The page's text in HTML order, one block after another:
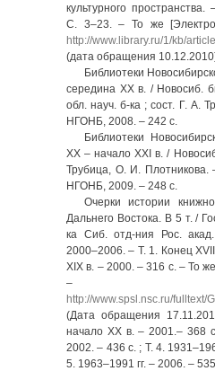
культурного
С. 3–23. – То же
http://www.library.ru/1/kb/
(дата обращения
Библиотеки
середина XX в. / Новосиб.
обл. науч. б-ка ; сост. Г. А.
НГОНБ, 2008. – 242 с.
Библиотеки
XX – начало XXI в. /
Трубица, О. И. Плотникова.
НГОНБ, 2009. – 248 с.
Очерки истории
Дальнего Востока. В 5 т. /
ка Сиб. отд-ния Рос.
2000–2006. – Т. 1. Конец
XIX в. – 2000. – 316 с. – То
–
http://www.spsl.nsc.ru/fulltext/
(Дата обращения
начало ХХ в. – 2001.– 368
2002. – 436 с. ; Т. 4.
5. 1963–1991 гг. – 2006. –